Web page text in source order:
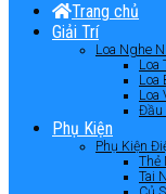
Trang chủ
Giải Trí
Loa Nghe
Loa
Loa
Loa
Đầu
Phụ Kiện
Phụ Kiện
Thẻ
Tai